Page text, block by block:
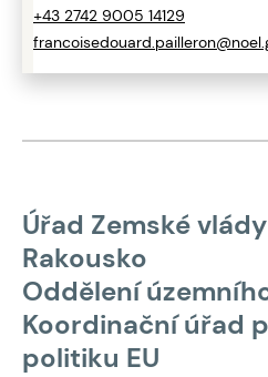
+43 2742 9005 14129
Úřad Zemské
Rakousko
Oddělení
Koordinační úřad
politiku EU